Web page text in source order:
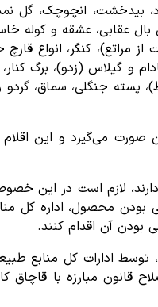
بیدخشت، انچوچک، گل
عشقه و کوله خاس،
مراتع)، کنگر، انواع
و گیلاس (زدو)، برگ
پسته جنگلی، سماق،
صورت می‌گیرد و این
لازم است در این
محصول، اداره کل
آن اقدام کنند.
ادارات کل منابع
صورت عدم اخذ مجوز، محصول برداشت شده قاچاق محسوب و طبق